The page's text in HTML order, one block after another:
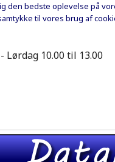
den bedste oplevelse på
til vores brug af
Lørdag 10.00 til 13.00